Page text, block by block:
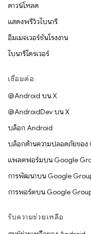
ดาวน์โหลด
แสดงพรีวิวไบนารี
อิมเมจเวอร์ชันโรงงาน
ไบนารีไดรเวอร์
เชื่อมต่อ
@Android บน X
@AndroidDev บน X
บล็อก Android
บล็อกด้านความปลอดภัยของ
แพลตฟอร์มบน Google
การพัฒนาบน Google
การพอร์ตบน Google
รับความช่วยเหลือ